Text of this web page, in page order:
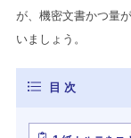
が、機密文書かつ量
いましょう。